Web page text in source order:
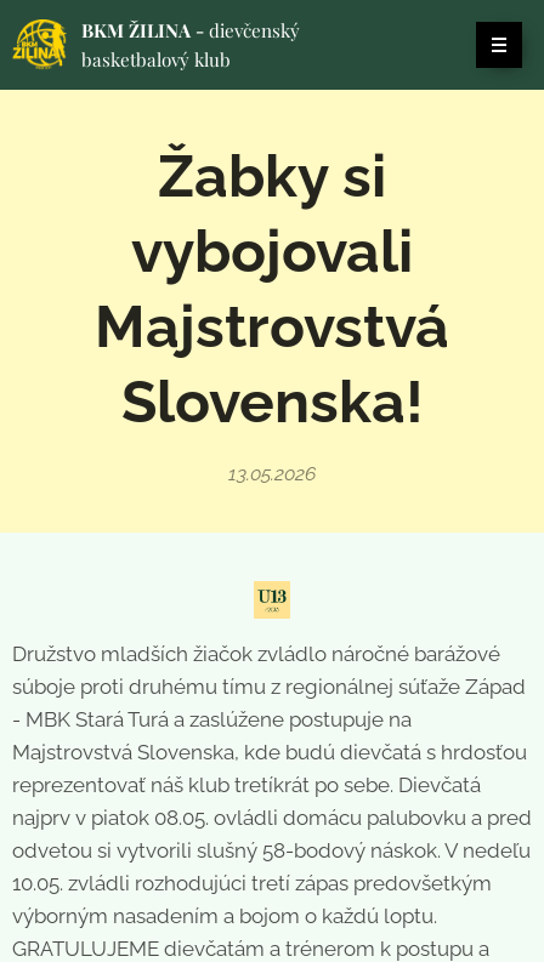
BKM ŽILINA - dievčenský
basketbalový klub
Žabky si
vybojovali
Majstrovstvá
Slovenska!
13.05.2026
Družstvo mladších žiačok zvládlo náročné barážové
súboje proti druhému tímu z regionálnej súťaže Západ
- MBK Stará Turá a zaslúžene postupuje na
Majstrovstvá Slovenska, kde budú dievčatá s hrdosťou
reprezentovať náš klub tretíkrát po sebe. Dievčatá
najprv v piatok 08.05. ovládli domácu palubovku a pred
odvetou si vytvorili slušný 58-bodový náskok. V nedeľu
10.05. zvládli rozhodujúci tretí zápas predovšetkým
výborným nasadením a bojom o každú loptu.
GRATULUJEME dievčatám a trénerom k postupu a